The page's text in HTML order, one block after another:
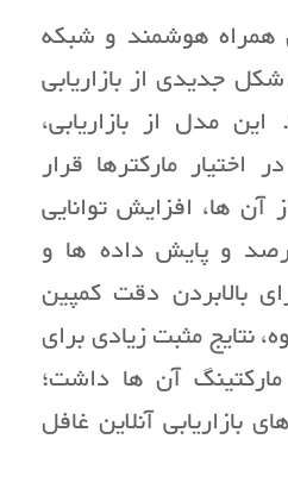
همراه هوشمند و شبکه
جدیدی از بازاریابی
مدل از بازاریابی،
اختیار مارکترها قرار
آن ها، افزایش توانایی
رصد و پایش داده ها و
بالابردن دقت کمپین
نتایج مثبت زیادی برای
آن ها داشت؛
بازاریابی آنلاین غافل